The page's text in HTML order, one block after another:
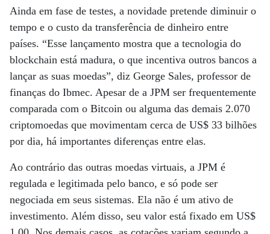
Ainda em fase de testes, a novidade pretende diminuir o
tempo e o custo da transferência de dinheiro entre
países. “Esse lançamento mostra que a tecnologia do
blockchain está madura, o que incentiva outros bancos a
lançar as suas moedas”, diz George Sales, professor de
finanças do Ibmec. Apesar de a JPM ser frequentemente
comparada com o Bitcoin ou alguma das demais 2.070
criptomoedas que movimentam cerca de US$ 33 bilhões
por dia, há importantes diferenças entre elas.
Ao contrário das outras moedas virtuais, a JPM é
regulada e legitimada pelo banco, e só pode ser
negociada em seus sistemas. Ela não é um ativo de
investimento. Além disso, seu valor está fixado em US$